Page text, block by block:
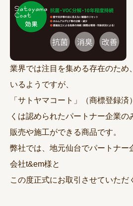
業界では注目を集める存在のため
いるようですが、
「サトヤマコート」（商標登録
くは認められたパートナー企業の
販売や施工ができる商品です。
弊社では、地元仙台でパートナー
会社t&em様と
この度正式にお取引させていただ